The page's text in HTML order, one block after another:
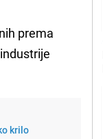
prema
krilo